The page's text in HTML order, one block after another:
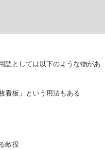
語としては以下のような物があ
看板」という用法もある
敵役